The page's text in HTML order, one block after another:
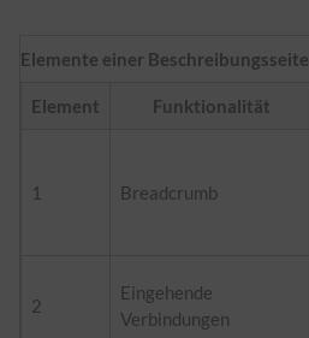
Elemente einer Beschreibungsseite
Element Funktionalität
1 Breadcrumb
2
Eingehende
Verbindungen